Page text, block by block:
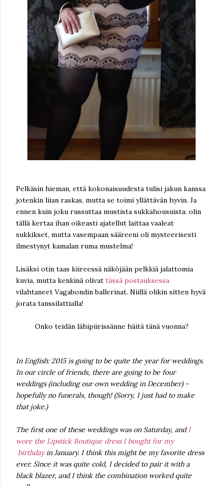
Pelkäsin hieman, että kokonaisuudesta tulisi jakun kanssa
jotenkin liian raskas, mutta se toimi yllättävän hyvin. Ja
ennen kuin joku russuttaa mustista sukkahousuista: olin
tällä kertaa ihan oikeasti ajatellut laittaa vaaleat
sukkikset, mutta vasempaan sääreeni oli mysteerisesti
ilmestynyt kamalan ruma mustelma!
Lisäksi otin taas kiireessä näköjään pelkkiä jalattomia
kuvia, mutta kenkinä olivat tässä postauksessa
vilahtaneet Vagabondin ballerinat. Niillä olikin sitten hyvä
jorata tanssilattialla!
Onko teidän lähipiirissänne häitä tänä vuonna?
In English: 2015 is going to be quite the year for weddings.
In our circle of friends, there are going to be four
weddings (including our own wedding in December) -
hopefully no funerals, though! (Sorry, I just had to make
that joke.)
The first one of these weddings was on Saturday, andI
wore the Lipstick Boutique dress I bought for my
birthdayin January. I think this might be my favorite dress
ever. Since it was quite cold, I decided to pair it with a
black blazer, and I think the combination worked quite